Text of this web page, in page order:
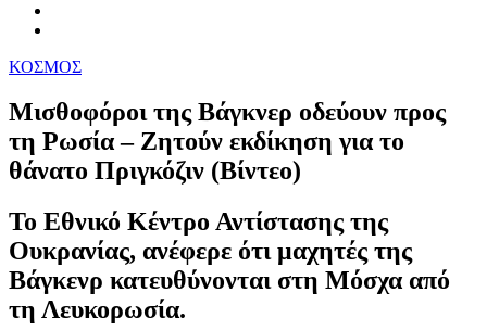
ΚΟΣΜΟΣ
Μισθοφόροι της Βάγκνερ οδεύουν προς
τη Ρωσία – Ζητούν εκδίκηση για το
θάνατο Πριγκόζιν (Βίντεο)
Το Εθνικό Κέντρο Αντίστασης της
Ουκρανίας, ανέφερε ότι μαχητές της
Βάγκενρ κατευθύνονται στη Μόσχα από
τη Λευκορωσία.